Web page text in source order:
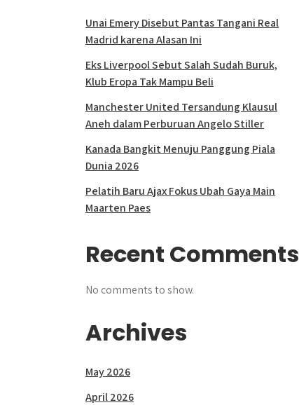
Unai Emery Disebut Pantas Tangani Real
Madrid karena Alasan Ini
Eks Liverpool Sebut Salah Sudah Buruk,
Klub Eropa Tak Mampu Beli
Manchester United Tersandung Klausul
Aneh dalam Perburuan Angelo Stiller
Kanada Bangkit Menuju Panggung Piala
Dunia 2026
Pelatih Baru Ajax Fokus Ubah Gaya Main
Maarten Paes
Recent Comments
No comments to show.
Archives
May 2026
April 2026